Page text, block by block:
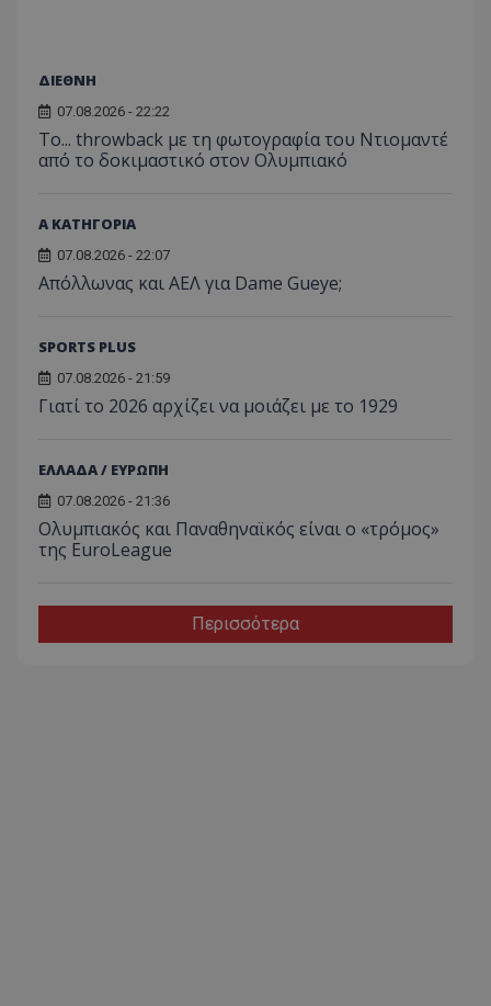
ΔΙΕΘΝΗ
07.08.2026 - 22:22
Το... throwback με τη φωτογραφία του Ντιομαντέ
από το δοκιμαστικό στον Ολυμπιακό
Α ΚΑΤΗΓΟΡΙΑ
07.08.2026 - 22:07
Απόλλωνας και ΑΕΛ για Dame Gueye;
SPORTS PLUS
07.08.2026 - 21:59
Γιατί το 2026 αρχίζει να μοιάζει με το 1929
ΕΛΛΑΔΑ / ΕΥΡΩΠΗ
07.08.2026 - 21:36
Ολυμπιακός και Παναθηναϊκός είναι ο «τρόμος»
της EuroLeague
Περισσότερα